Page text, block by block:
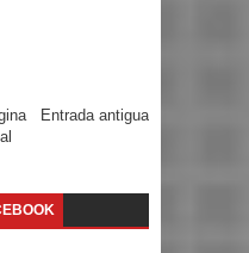
Entrada antigua